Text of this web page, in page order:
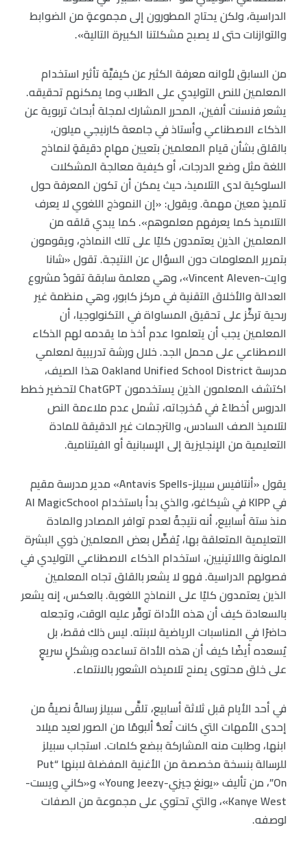
الدراسية، ولكن يحتاج المطورون إلى مجموعةٍ من الضوابط
والتوازنات حتى لا يصبح مشكلتنا الكبيرة التالية».
من السابق لأوانه معرفة الكثير عن كيفيَّة تأثير استخدام
المعلمين للنص التوليدي على الطلاب وما يمكنهم تحقيقه.
يشعر فنسنت ألفين، المحرر المشارك لمجلة أبحاث تربوية عن
الذكاء الاصطناعي وأستاذ في جامعة كارنيجي ميلون،
بالقلق بشأن قيام المعلمين بتعيين مهامٍ دقيقةٍ لنماذج
اللغة مثل وضع الدرجات، أو كيفية معالجة المشكلات
السلوكية لدى التلاميذ، حيث يمكن أن تكون المعرفة حول
تلميذٍ معين مهمة. ويقول: «إن النموذج اللغوي لا يعرف
التلاميذ كما يعرفهم معلموهم». كما يبدي قلقه من
المعلمين الذين يعتمدون كليًا على تلك النماذج، ويقومون
بتمرير المعلومات دون السؤال عن النتيجة. تقول «شانا
وايت-Vincent Aleven»، وهي معلمة سابقة تقودُ مشروع
العدالة والأخلاق التقنية في مركز كابور، وهي منظمة غير
ربحية تركِّز على تحقيق المساواة في التكنولوجيا، أن
المعلمين يجب أن يتعلموا عدم أخذ ما يقدمه لهم الذكاء
الاصطناعي على محمل الجد. خلال ورشة تدريبية لمعلمي
مدرسة Oakland Unified School District هذا الصيف،
اكتشف المعلمون الذين يستخدمون ChatGPT لتحضير خطط
الدروس أخطاءً في مُخرجاته، تشمل عدم ملاءمة النص
لتلاميذ الصف السادس، والترجمات غير الدقيقة للمادة
التعليمية من الإنجليزية إلى الإسبانية أو الفيتنامية.
يقول «أنتافيس سبيلز-Antavis Spells» مدير مدرسة مقيم
في KIPP في شيكاغو، والذي بدأ باستخدام AI MagicSchool
منذ ستة أسابيع، أنه نتيجةً لعدم توافر المصادر والمادة
التعليمية المتعلقة بها، يُفضِّل بعض المعلمين ذوي البشرة
الملونة واللاتينيين، استخدام الذكاء الاصطناعي التوليدي في
فصولهم الدراسية. فهو لا يشعر بالقلق تجاه المعلمين
الذين يعتمدون كليًا على النماذج اللغوية. بالعكس، إنه يشعر
بالسعادة كيف أن هذه الأداة توفِّر عليه الوقت، وتجعله
حاضرًا في المناسبات الرياضية لابنته. ليس ذلك فقط، بل
يُسعده أيضًا كيف أن هذه الأداة تساعده وبشكلٍ سريعٍ
على خلق محتوى يمنح تلاميذه الشعور بالانتماء.
في أحد الأيام قبل ثلاثة أسابيع، تلقَّى سبيلز رسالةً نصيةً من
إحدى الأمهات التي كانت تُعدُّ ألبومًا من الصور لعيد ميلاد
ابنها، وطلبت منه المشاركة ببضع كلمات. استجاب سبيلز
للرسالة بنسخة مخصصة من الأغنية المفضلة لابنها “Put
On”، من تأليف «يونغ جيزي-Young Jeezy» و«كاني ويست-
Kanye West»، والتي تحتوي على مجموعة من الصفات
لوصفه.